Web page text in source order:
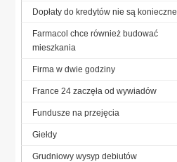
Dopłaty do kredytów nie są konieczne
Farmacol chce również budować
mieszkania
Firma w dwie godziny
France 24 zaczęła od wywiadów
Fundusze na przejęcia
Giełdy
Grudniowy wysyp debiutów